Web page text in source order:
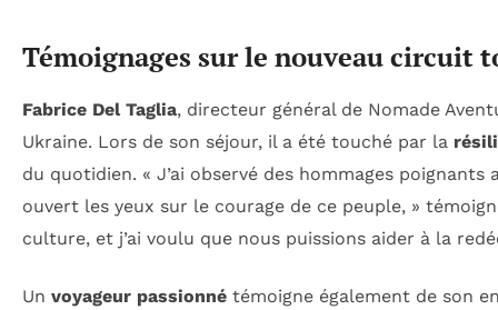
Témoignages sur le nouveau circuit
Fabrice Del Taglia, directeur général de Nomade
Ukraine. Lors de son séjour, il a été touché par la
du quotidien. « J’ai observé des hommages
ouvert les yeux sur le courage de ce peuple, »
culture, et j’ai voulu que nous puissions aider à la
Un voyageur passionné témoigne également de son